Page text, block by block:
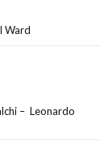
Ward
– Leonardo